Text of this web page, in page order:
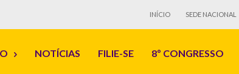
INÍCIO SEDE NACIONAL
NOTÍCIAS FILIE-SE 8º CONGRESSO